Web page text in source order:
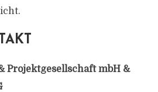
Projektgesellschaft mbH &